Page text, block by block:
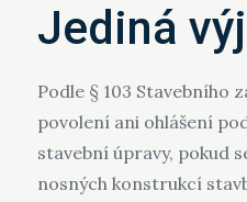
Jediná
Podle § 103 Stavebního
povolení ani ohlášení
stavební úpravy, pokud
nosných konstrukcí